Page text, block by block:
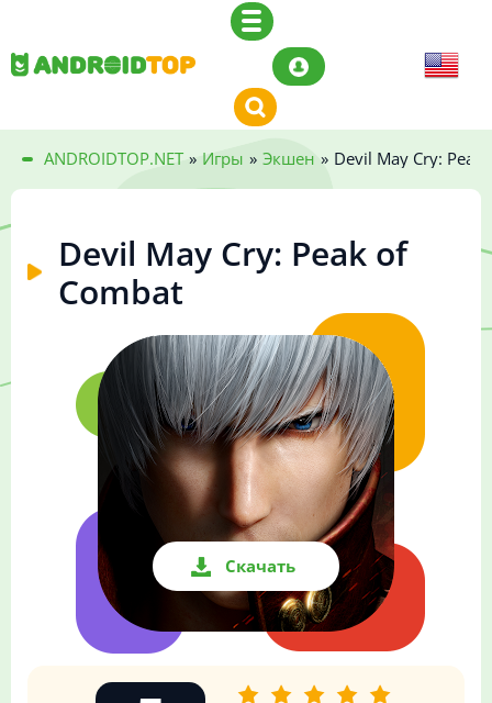
ANDROIDTOP.NET » Игры » Экшен » Devil May Cry: Peak
Devil May Cry: Peak of
Combat
Скачать